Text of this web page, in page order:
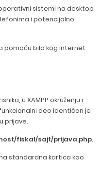
sistemi na desktop
i potencijalno
pomoću bilo kog internet
u XAMPP okruženju i
deo identičan je
prijave.
fiskal/sajt/prijava.php.
standardna kartica kao